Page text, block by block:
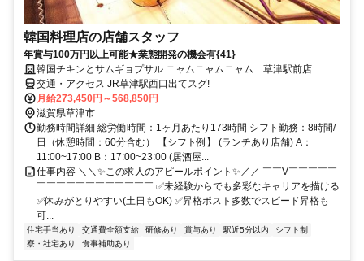
韓国料理店の店舗スタッフ
年賞与100万円以上可能★業態開発の機会有{41}
韓国チキンとサムギョプサル ニャムニャムニャム 草津駅前店
交通・アクセス JR草津駅西口出てスグ!
月給273,450円～568,850円
滋賀県草津市
勤務時間詳細 総労働時間：1ヶ月あたり173時間 シフト勤務：8時間/
日（休憩時間：60分含む） 【シフト例】 (ランチあり店舗) A：
11:00~17:00 B：17:00~23:00 (居酒屋...
仕事内容 ＼＼✨この求人のアピールポイント✨／／ ￣￣V￣￣￣￣￣
￣￣￣￣￣￣￣￣￣￣￣￣ ✅未経験からでも多彩なキャリアを描ける
✅休みがとりやすい(土日もOK) ✅昇格ポスト多数でスピード昇格も
可...
住宅手当あり 交通費全額支給 研修あり 賞与あり 駅近5分以内
シフト制
寮・社宅あり
食事補助あり